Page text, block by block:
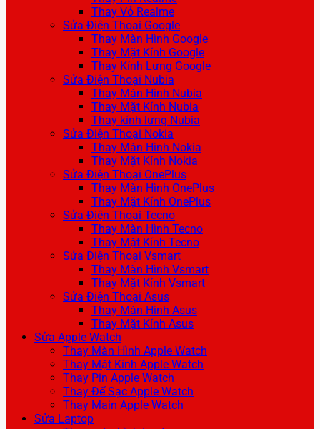
Thay Vỏ Realme
Sửa Điện Thoại Google
Thay Màn Hình Google
Thay Mặt Kính Google
Thay Kính Lưng Google
Sửa Điện Thoại Nubia
Thay Màn Hình Nubia
Thay Mặt Kính Nubia
Thay kính lưng Nubia
Sửa Điện Thoại Nokia
Thay Màn Hình Nokia
Thay Mặt Kính Nokia
Sửa Điện Thoại OnePlus
Thay Màn Hình OnePlus
Thay Mặt Kính OnePlus
Sửa Điện Thoại Tecno
Thay Màn Hình Tecno
Thay Mặt Kính Tecno
Sửa Điện Thoại Vsmart
Thay Màn Hình Vsmart
Thay Mặt Kính Vsmart
Sửa Điện Thoại Asus
Thay Màn Hình Asus
Thay Mặt Kính Asus
Sửa Apple Watch
Thay Màn Hình Apple Watch
Thay Mặt Kính Apple Watch
Thay Pin Apple Watch
Thay Đế Sạc Apple Watch
Thay Main Apple Watch
Sửa Laptop